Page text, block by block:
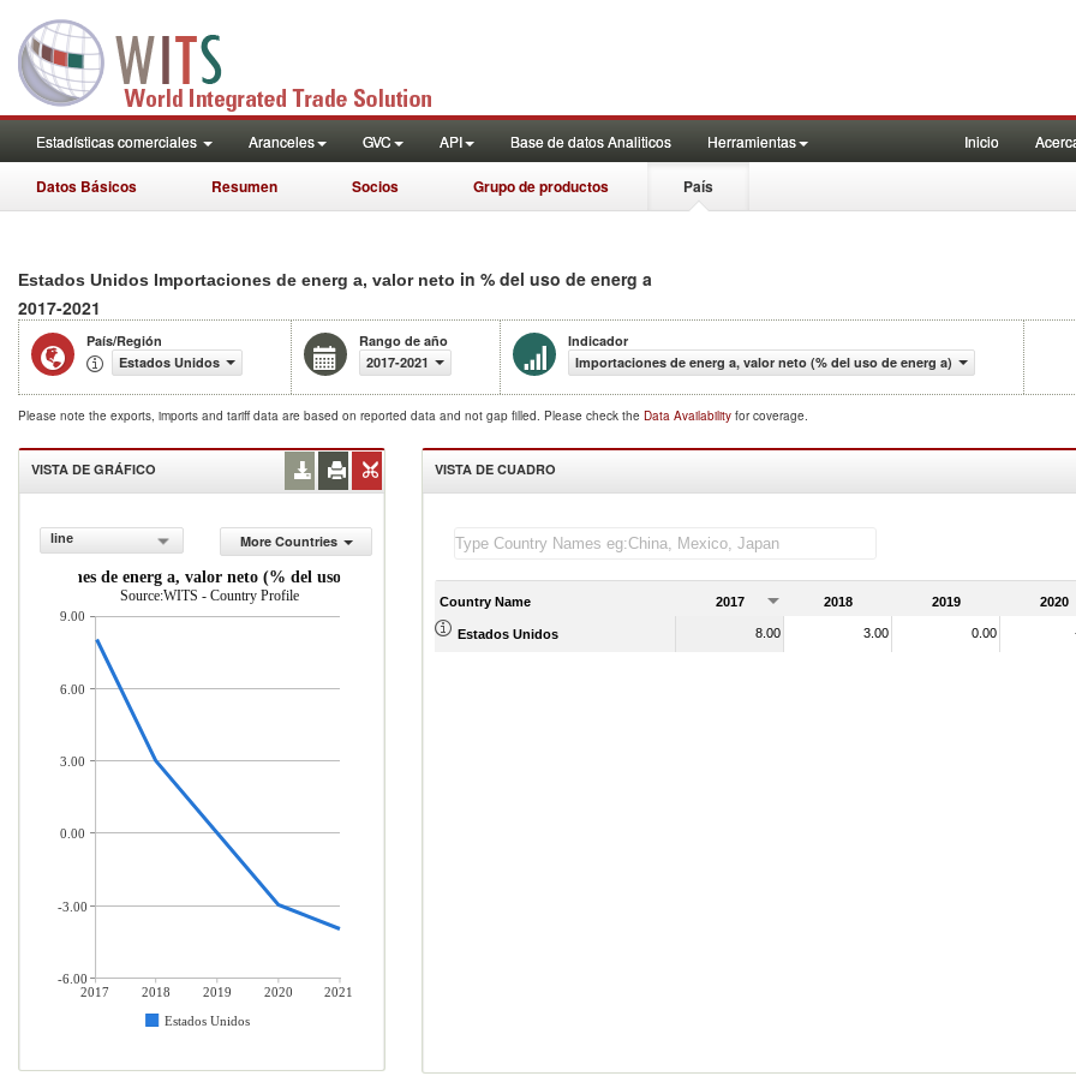
Estadísticas comerciales Aranceles GVC API Base de datos Analiticos Herramientas Inicio
Datos Básicos Resumen Socios Grupo de productos País
Estados Unidos Importaciones de energ a, valor neto in % del uso de energ a
2017-2021
País/Región
Estados Unidos
Rango de año
2017-2021
Indicador
Importaciones de energ a, valor neto (% del uso de energ a)
Please note the exports, imports and tariff data are based on reported data and not gap filled. Please check the Data Availability for coverage.
VISTA DE GRÁFICO
line
More Countries
de energ a, valor neto (% del uso de energ a)
Source:WITS - Country Profile
2017 2018 2019 2020
2021
Estados Unidos
9.00
6.00
3.00
0.00
-3.00
-6.00
VISTA DE CUADRO
Country Name 2017 2018 2019 2020
Estados Unidos 8.00 3.00 0.00